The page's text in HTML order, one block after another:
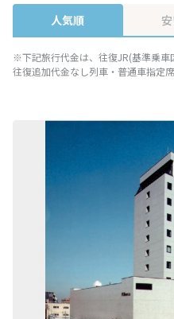
人気順
※下記旅行代金は、往復JR(基準乗車
往復追加代金なし列車・普通車指定席